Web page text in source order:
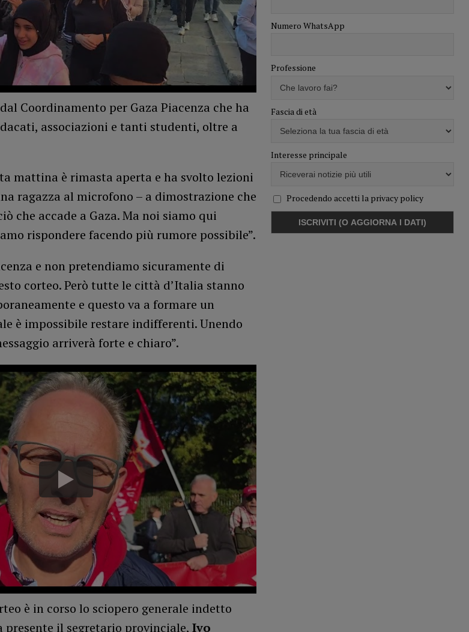
Coordinamento per Gaza Piacenza che ha
associazioni e tanti studenti, oltre a
mattina è rimasta aperta e ha svolto lezioni
ragazza al microfono – a dimostrazione che
che accade a Gaza. Ma noi siamo qui
rispondere facendo più rumore possibile”.
e non pretendiamo sicuramente di
corteo. Però tutte le città d’Italia stanno
e questo va a formare un
è impossibile restare indifferenti. Unendo
arriverà forte e chiaro”.
è in corso lo sciopero generale indetto
presente il segretario provinciale, Ivo
Numero WhatsApp
Professione
Fascia di età
Interesse principale
Procedendo accetti la privacy policy